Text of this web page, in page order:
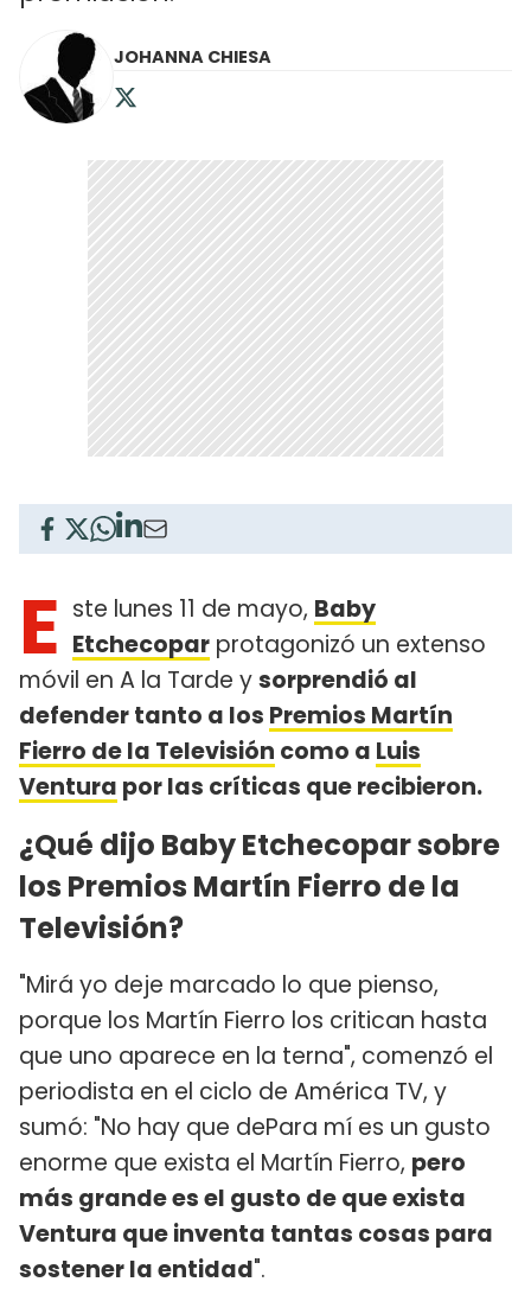
JOHANNA CHIESA
E ste lunes 11 de mayo, Baby
Etchecopar protagonizó un extenso
móvil en A la Tarde ysorprendió al
defender tanto a los Premios Martín
Fierro de la Televisión como a Luis
Ventura por las críticas que recibieron.
¿Qué dijo Baby Etchecopar sobre
los Premios Martín Fierro de la
Televisión?
"Mirá yo deje marcado lo que pienso,
porque los Martín Fierro los critican hasta
que uno aparece en la terna", comenzó el
periodista en el ciclo de América TV, y
sumó: "No hay que dePara mí es un gusto
enorme que exista el Martín Fierro, pero
más grande es el gusto de que exista
Ventura que inventa tantas cosas para
sostener la entidad".